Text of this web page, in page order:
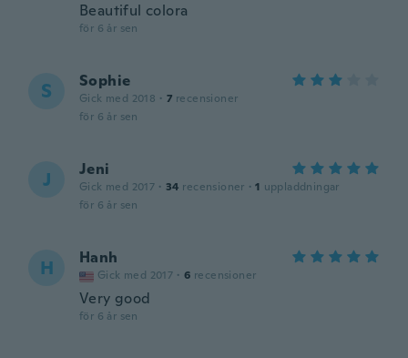
Beautiful colora
för 6 år sen
S Sophie
Gick med 2018 · 7 recensioner
för 6 år sen
J Jeni
Gick med 2017 · 34 recensioner · 1 uppladdningar
för 6 år sen
H Hanh
Gick med 2017 · 6 recensioner
Very good
för 6 år sen